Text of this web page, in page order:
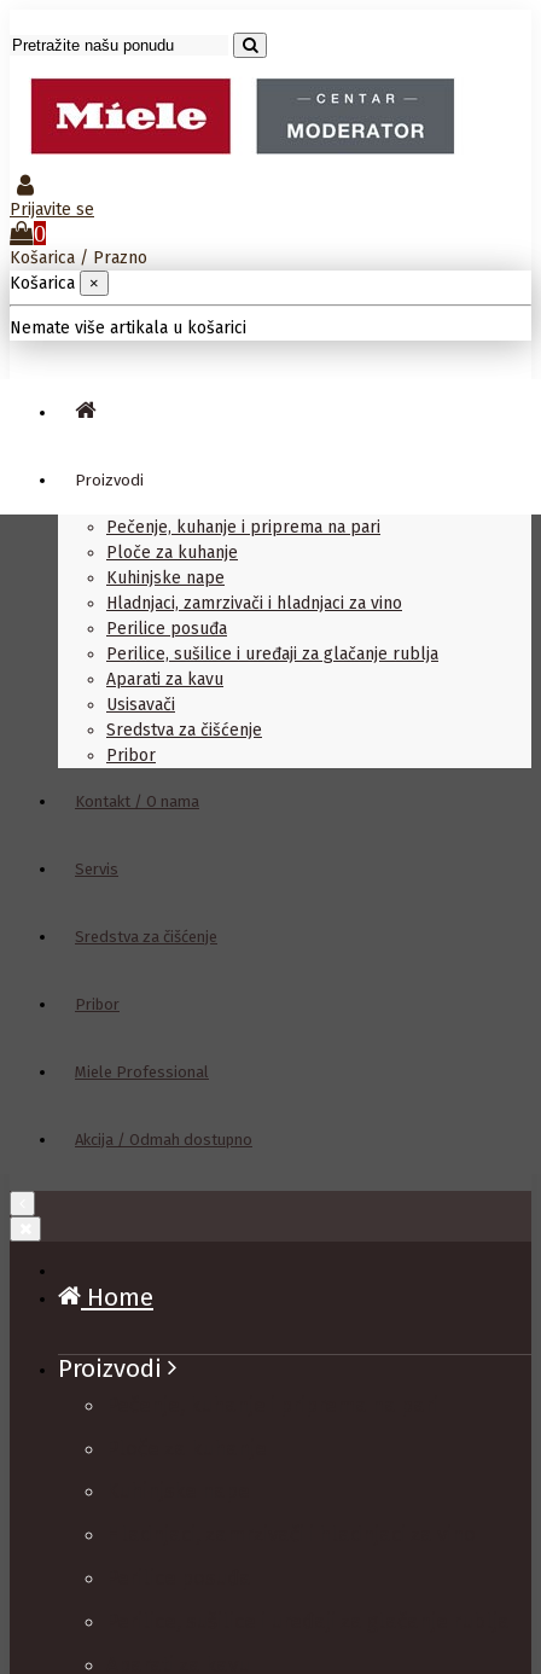
Prijavite se
0
Košarica / Prazno
Košarica
×
Nemate više artikala u košarici
Proizvodi
Pečenje, kuhanje i priprema na pari
Ploče za kuhanje
Kuhinjske nape
Hladnjaci, zamrzivači i hladnjaci za vino
Perilice posuđa
Perilice, sušilice i uređaji za glačanje rublja
Aparati za kavu
Usisavači
Sredstva za čišćenje
Pribor
Kontakt / O nama
Servis
Sredstva za čišćenje
Pribor
Miele Professional
Akcija / Odmah dostupno
Home
Proizvodi